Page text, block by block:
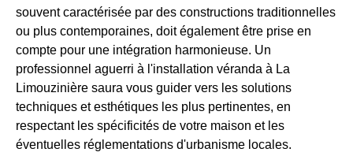
souvent caractérisée par des constructions traditionnelles
ou plus contemporaines, doit également être prise en
compte pour une intégration harmonieuse. Un
professionnel aguerri à l'installation véranda à La
Limouzinière saura vous guider vers les solutions
techniques et esthétiques les plus pertinentes, en
respectant les spécificités de votre maison et les
éventuelles réglementations d'urbanisme locales.